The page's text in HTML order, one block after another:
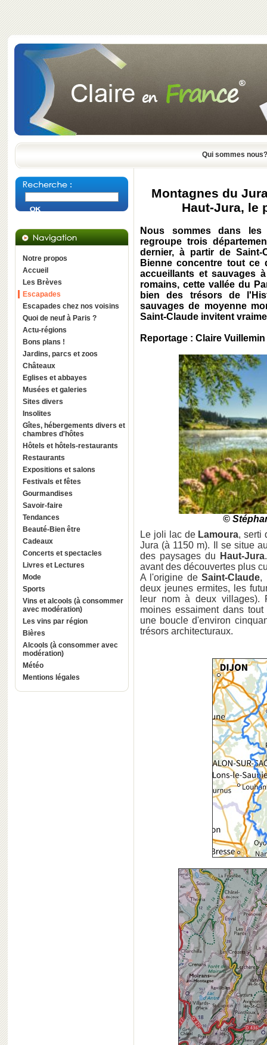
Qui sommes nous?
Notre propos
Accueil
Les Brèves
Escapades
Escapades chez nos voisins
Quoi de neuf à Paris ?
Actu-régions
Bons plans !
Jardins, parcs et zoos
Châteaux
Eglises et abbayes
Musées et galeries
Sites divers
Insolites
Gîtes, hébergements divers et
chambres d'hôtes
Hôtels et hôtels-restaurants
Restaurants
Expositions et salons
Festivals et fêtes
Gourmandises
Savoir-faire
Tendances
Beauté-Bien être
Cadeaux
Concerts et spectacles
Livres et Lectures
Mode
Sports
Vins et alcools (à consommer
avec modération)
Les vins par région
Bières
Alcools (à consommer avec
modération)
Météo
Mentions légales
Montagnes du
Haut-Jura, le
Nous sommes dans
regroupe trois
dernier, à partir de
Bienne concentre tout ce
accueillants et sauvages
romains, cette vallée du
bien des trésors de
sauvages de moyenne
Saint-Claude invitent
Reportage : Claire Vuillemin
©
Le joli lac de Lamoura, serti
Jura (à 1150 m). Il se situe
des paysages du
Haut-Jura
avant des découvertes plus
A l'origine deSaint-Claude,
deux jeunes ermites, les
leur nom à deux villages).
moines essaiment dans
une boucle d'environ
trésors architecturaux.